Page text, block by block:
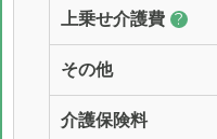
上乗せ介護費 ?
その他
介護保険料